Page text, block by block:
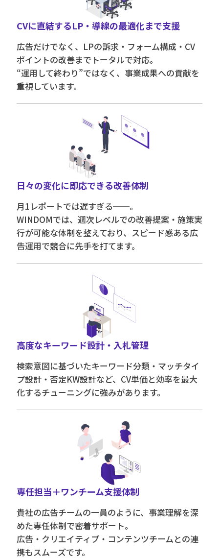
CVに直結するLP・導線の最適化まで支援
広告だけでなく、LPの訴求・フォーム構成・CV
ポイントの改善までトータルで対応。
“運用して終わり”ではなく、事業成果への貢献を
重視しています。
日々の変化に即応できる改善体制
月1レポートでは遅すぎる──。
WINDOMでは、週次レベルでの改善提案・施策実
行が可能な体制を整えており、スピード感ある広
告運用で競合に先手を打てます。
高度なキーワード設計・入札管理
検索意図に基づいたキーワード分類・マッチタイ
プ設計・否定KW設計など、CV単価と効率を最大
化するチューニングに強みがあります。
専任担当＋ワンチーム支援体制
貴社の広告チームの一員のように、事業理解を深
めた専任体制で密着サポート。
広告・クリエイティブ・コンテンツチームとの連
携もスムーズです。